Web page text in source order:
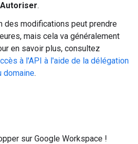
Autoriser.
des modifications peut prendre
mais cela va généralement
en savoir plus, consultez
à l'API à l'aide de la délégation
domaine.
sur Google Workspace !